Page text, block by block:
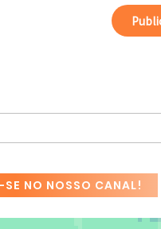
SE NO NOSSO CANAL!